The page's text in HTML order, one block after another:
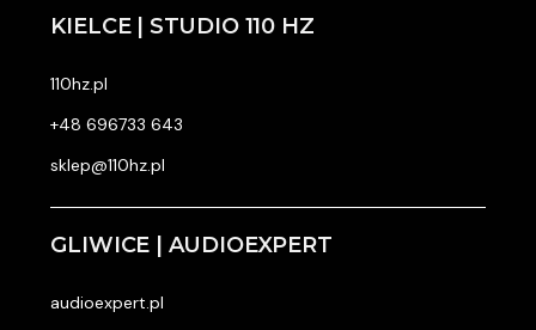
KIELCE | STUDIO 110 HZ
110hz.pl
+48 696733 643
sklep@110hz.pl
GLIWICE | AUDIOEXPERT
audioexpert.pl